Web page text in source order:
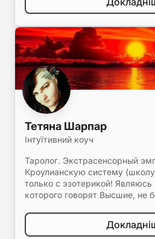
Тетяна Шарпар
Інтуїтивний коуч
Таролог. Экстрасенсорный
Кроулианскую систему
только с эзотерикой!
которого говорят Высшие, не